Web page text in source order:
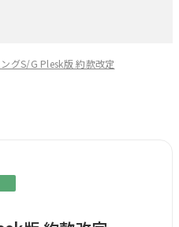
グS/G Plesk版 約款改定